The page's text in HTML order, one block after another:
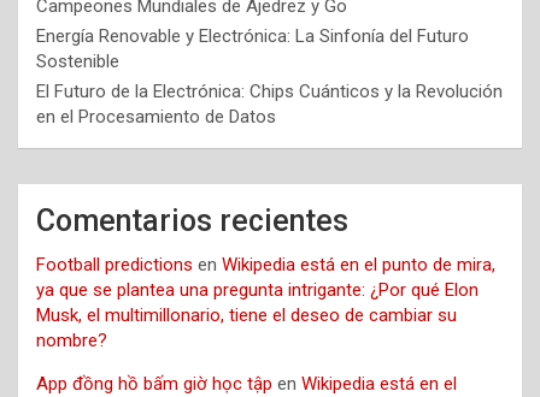
Campeones Mundiales de Ajedrez y Go
Energía Renovable y Electrónica: La Sinfonía del Futuro
Sostenible
El Futuro de la Electrónica: Chips Cuánticos y la Revolución
en el Procesamiento de Datos
Comentarios recientes
Football predictions en Wikipedia está en el punto de mira,
ya que se plantea una pregunta intrigante: ¿Por qué Elon
Musk, el multimillonario, tiene el deseo de cambiar su
nombre?
App đồng hồ bấm giờ học tập en Wikipedia está en el